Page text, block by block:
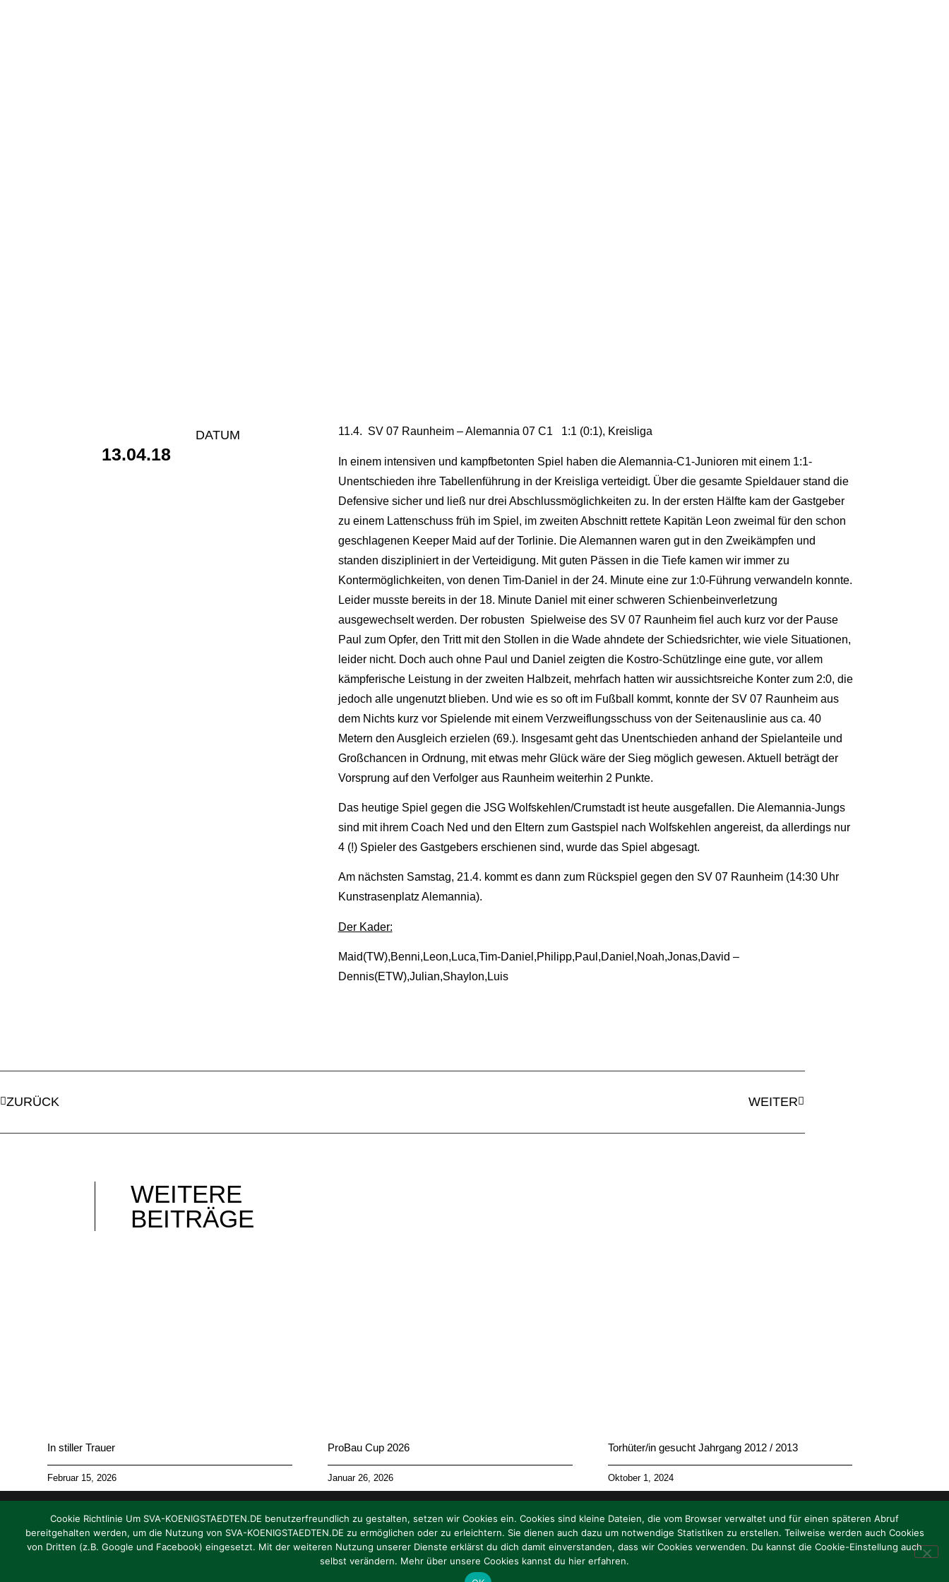
DATUM
13.04.18
11.4. SV 07 Raunheim – Alemannia 07 C1 1:1 (0:1), Kreisliga
In einem intensiven und kampfbetonten Spiel haben die Alemannia-C1-Junioren mit einem 1:1-
Unentschieden ihre Tabellenführung in der Kreisliga verteidigt. Über die gesamte Spieldauer stand die
Defensive sicher und ließ nur drei Abschlussmöglichkeiten zu. In der ersten Hälfte kam der Gastgeber
zu einem Lattenschuss früh im Spiel, im zweiten Abschnitt rettete Kapitän Leon zweimal für den schon
geschlagenen Keeper Maid auf der Torlinie. Die Alemannen waren gut in den Zweikämpfen und
standen diszipliniert in der Verteidigung. Mit guten Pässen in die Tiefe kamen wir immer zu
Kontermöglichkeiten, von denen Tim-Daniel in der 24. Minute eine zur 1:0-Führung verwandeln konnte.
Leider musste bereits in der 18. Minute Daniel mit einer schweren Schienbeinverletzung
ausgewechselt werden. Der robusten Spielweise des SV 07 Raunheim fiel auch kurz vor der Pause
Paul zum Opfer, den Tritt mit den Stollen in die Wade ahndete der Schiedsrichter, wie viele Situationen,
leider nicht. Doch auch ohne Paul und Daniel zeigten die Kostro-Schützlinge eine gute, vor allem
kämpferische Leistung in der zweiten Halbzeit, mehrfach hatten wir aussichtsreiche Konter zum 2:0, die
jedoch alle ungenutzt blieben. Und wie es so oft im Fußball kommt, konnte der SV 07 Raunheim aus
dem Nichts kurz vor Spielende mit einem Verzweiflungsschuss von der Seitenauslinie aus ca. 40
Metern den Ausgleich erzielen (69.). Insgesamt geht das Unentschieden anhand der Spielanteile und
Großchancen in Ordnung, mit etwas mehr Glück wäre der Sieg möglich gewesen. Aktuell beträgt der
Vorsprung auf den Verfolger aus Raunheim weiterhin 2 Punkte.
Das heutige Spiel gegen die JSG Wolfskehlen/Crumstadt ist heute ausgefallen. Die Alemannia-Jungs
sind mit ihrem Coach Ned und den Eltern zum Gastspiel nach Wolfskehlen angereist, da allerdings nur
4 (!) Spieler des Gastgebers erschienen sind, wurde das Spiel abgesagt.
Am nächsten Samstag, 21.4. kommt es dann zum Rückspiel gegen den SV 07 Raunheim (14:30 Uhr
Kunstrasenplatz Alemannia).
Der Kader:
Maid(TW),Benni,Leon,Luca,Tim-Daniel,Philipp,Paul,Daniel,Noah,Jonas,David –
Dennis(ETW),Julian,Shaylon,Luis
ZURÜCK WEITER
WEITERE
BEITRÄGE
In stiller Trauer
Februar 15, 2026
ProBau Cup 2026
Januar 26, 2026
Torhüter/in gesucht Jahrgang 2012 / 2013
Oktober 1, 2024
Cookie Richtlinie Um SVA-KOENIGSTAEDTEN.DE benutzerfreundlich zu gestalten, setzen wir Cookies ein. Cookies sind kleine Dateien, die vom Browser verwaltet und für einen späteren Abruf
bereitgehalten werden, um die Nutzung von SVA-KOENIGSTAEDTEN.DE zu ermöglichen oder zu erleichtern. Sie dienen auch dazu um notwendige Statistiken zu erstellen. Teilweise werden auch Cookies
von Dritten (z.B. Google und Facebook) eingesetzt. Mit der weiteren Nutzung unserer Dienste erklärst du dich damit einverstanden, dass wir Cookies verwenden. Du kannst die Cookie-Einstellung auch
selbst verändern. Mehr über unsere Cookies kannst du hier erfahren.